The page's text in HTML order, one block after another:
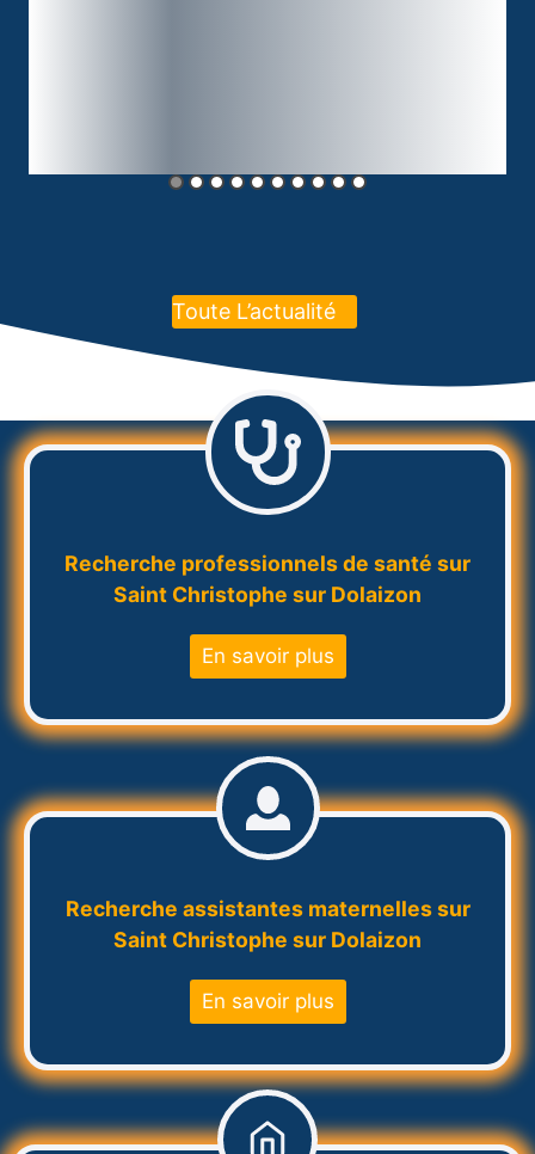
Toute L’actualité
Recherche professionnels de santé sur
Saint Christophe sur Dolaizon
En savoir plus
Recherche assistantes maternelles sur
Saint Christophe sur Dolaizon
En savoir plus